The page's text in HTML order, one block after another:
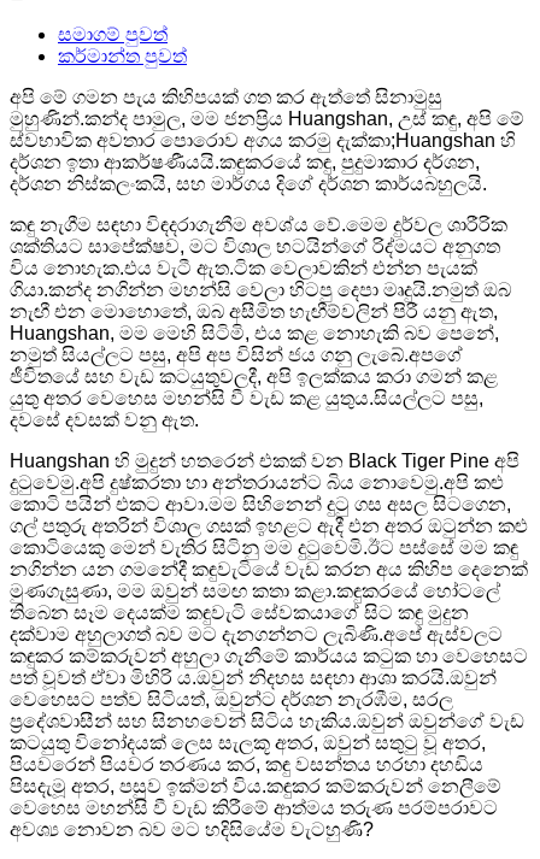
සමාගම් පුවත්
කර්මාන්ත පුවත්
අපි මේ ගමන පැය කිහිපයක් ගත කර ඇත්තේ සිනාමුසු
මුහුණින්.කන්ද පාමුල, මම ජනප්‍රිය Huangshan, උස් කඳු, අපි මේ
ස්වභාවික අවතාර පොරොව අගය කරමු දැක්කා;Huangshan හි
දර්ශන ඉතා ආකර්ෂණීයයි.කඳුකරයේ කඳු, පුදුමාකාර දර්ශන,
දර්ශන නිස්කලංකයි, සහ මාර්ගය දිගේ දර්ශන කාර්යබහුලයි.
කඳු නැගීම සඳහා විඳදරාගැනීම අවශ්ය වේ.මෙම දුර්වල ශාරීරික
ශක්තියට සාපේක්ෂව, මට විශාල භටයින්ගේ රිද්මයට අනුගත
විය නොහැක.එය වැටී ඇත.ටික වෙලාවකින් එන්න පැයක්
ගියා.කන්ද නගින්න මහන්සි වෙලා හිටපු දෙපා මෘදුයි.නමුත් ඔබ
නැඟී එන මොහොතේ, ඔබ අසීමිත හැඟීම්වලින් පිරී යනු ඇත,
Huangshan, මම මෙහි සිටිමි, එය කළ නොහැකි බව පෙනේ,
නමුත් සියල්ලට පසු, අපි අප විසින් ජය ගනු ලැබේ.අපගේ
ජීවිතයේ සහ වැඩ කටයුතුවලදී, අපි ඉලක්කය කරා ගමන් කළ
යුතු අතර වෙහෙස මහන්සි වී වැඩ කළ යුතුය.සියල්ලට පසු,
දවසේ දවසක් වනු ඇත.
Huangshan හි මුදුන් හතරෙන් එකක් වන Black Tiger Pine අපි
දුටුවෙමු.අපි දුෂ්කරතා හා අන්තරායන්ට බිය නොවෙමු.අපි කළු
කොටි පයින් එකට ආවා.මම සිහිනෙන් දුටු ගස අසල සිටගෙන,
ගල් පතුරු අතරින් විශාල ගසක් ඉහළට ඇදී එන අතර ඔටුන්න කළු
කොටියෙකු මෙන් වැතිර සිටිනු මම දුටුවෙමි.ඊට පස්සේ මම කඳු
නගින්න යන ගමනේදී කඳුවැටියේ වැඩ කරන අය කිහිප දෙනෙක්
මුණගැසුණා, මම ඔවුන් සමඟ කතා කළා.කඳුකරයේ හෝටලේ
තිබෙන සෑම දෙයක්ම කඳුවැටි සේවකයාගේ සිට කඳු මුදුන
දක්වාම අහුලාගත් බව මට දැනගන්නට ලැබිණි.අපේ ඇස්වලට
කඳුකර කම්කරුවන් අහුලා ගැනීමේ කාර්යය කටුක හා වෙහෙසට
පත් වූවත් ඒවා මිහිරි ය.ඔවුන් නිදහස සඳහා ආශා කරයි.ඔවුන්
වෙහෙසට පත්ව සිටියත්, ඔවුන්ට දර්ශන නැරඹීම, සරල
ප්‍රදේශවාසීන් සහ සිනහවෙන් සිටිය හැකිය.ඔවුන් ඔවුන්ගේ වැඩ
කටයුතු විනෝදයක් ලෙස සැලකූ අතර, ඔවුන් සතුටු වූ අතර,
පියවරෙන් පියවර තරණය කර, කඳු වසන්තය හරහා දහඩිය
පිසදැමූ අතර, පසුව ඉක්මන් විය.කඳුකර කම්කරුවන් නෙලීමේ
වෙහෙස මහන්සි වී වැඩ කිරීමේ ආත්මය තරුණ පරම්පරාවට
අවශ්‍ය නොවන බව මට හදිසියේම වැටහුණි?